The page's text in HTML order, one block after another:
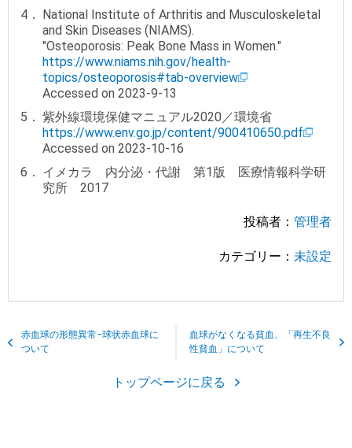
National Institute of Arthritis and Musculoskeletal
and Skin Diseases (NIAMS).
"Osteoporosis: Peak Bone Mass in Women."
https://www.niams.nih.gov/health-
topics/osteoporosis#tab-overview
Accessed on 2023-9-13
紫外線環境保健マニュアル2020／環境省
https://www.env.go.jp/content/900410650.pdf
Accessed on 2023-10-16
イメカラ 内分泌・代謝 第1版 医療情報科学研
究所 2017
投稿者： 管理者
カテゴリー： 未設定
赤血球の形態異常−球状赤血球に
ついて
血球がなくなる貧血、「再生不良
性貧血」について
トップページに戻る